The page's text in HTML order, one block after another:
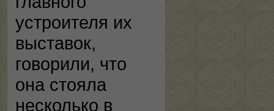
устроителя их
выставок,
говорили, что
она стояла
несколько в